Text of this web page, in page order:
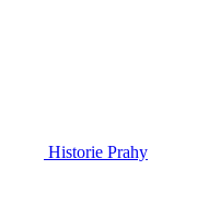
Historie Prahy